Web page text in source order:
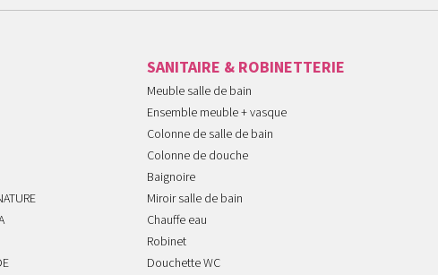
SANITAIRE & ROBINETTERIE
Meuble salle de bain
Ensemble meuble + vasque
Colonne de salle de bain
Colonne de douche
Baignoire
Miroir salle de bain
Chauffe eau
Robinet
Douchette WC